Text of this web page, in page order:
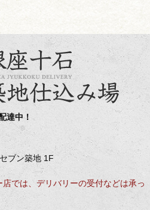
達中！
ブン築地 1F
では、デリバリーの受付などは承っ